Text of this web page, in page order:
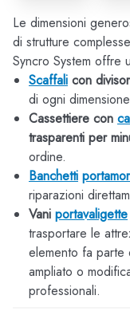
Le dimensioni
di strutture
Syncro System offre
Scaffali con
di ogni
Cassettiere con
trasparenti per
ordine.
Banchetti
riparazioni
Vani portavaligette
trasportare le
elemento fa parte
ampliato o
professionali.